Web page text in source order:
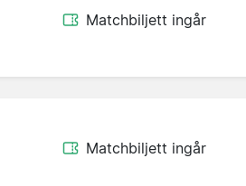
Matchbiljett ingår
Matchbiljett ingår